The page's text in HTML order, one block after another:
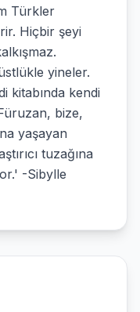
Türkler
Hiçbir şeyi
yineler.
kitabında kendi
bize,
yaşayan
tuzağına
-Sibylle